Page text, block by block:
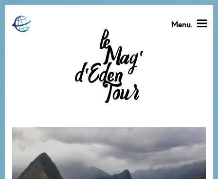
Menu.